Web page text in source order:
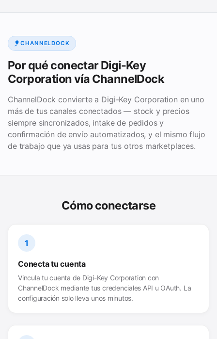
CHANNELDOCK
Por qué conectar Digi-Key
Corporation vía ChannelDock
ChannelDock convierte a Digi-Key Corporation en uno
más de tus canales conectados — stock y precios
siempre sincronizados, intake de pedidos y
confirmación de envío automatizados, y el mismo flujo
de trabajo que ya usas para tus otros marketplaces.
Cómo conectarse
1
Conecta tu cuenta
Vincula tu cuenta de Digi-Key Corporation con
ChannelDock mediante tus credenciales API u OAuth. La
configuración solo lleva unos minutos.